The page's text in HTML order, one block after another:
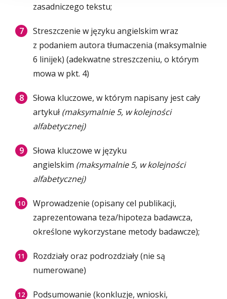
zasadniczego tekstu;
Streszczenie w języku angielskim wraz
z podaniem autora tłumaczenia (maksymalnie
6 linijek) (adekwatne streszczeniu, o którym
mowa w pkt. 4)
Słowa kluczowe, w którym napisany jest cały
artykuł (maksymalnie 5, w kolejności
alfabetycznej)
Słowa kluczowe w języku
angielskim (maksymalnie 5, w kolejności
alfabetycznej)
Wprowadzenie (opisany cel publikacji,
zaprezentowana teza/hipoteza badawcza,
określone wykorzystane metody badawcze);
Rozdziały oraz podrozdziały (nie są
numerowane)
Podsumowanie (konkluzje, wnioski,